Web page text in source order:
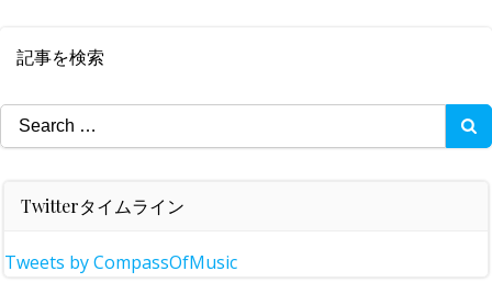
記事を検索
Search
for:
Twitterタイムライン
Tweets by CompassOfMusic